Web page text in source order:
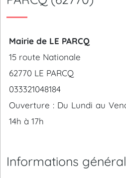
Mairie de LE PARCQ
15 route Nationale
62770 LE PARCQ
033321048184
Ouverture : Du Lundi au
14h à 17h
Informations